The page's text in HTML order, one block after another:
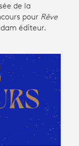
de la
pour Rêve
éditeur.